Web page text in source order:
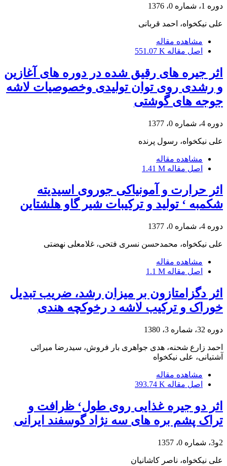
دوره 1، شماره 0، 1376
علی نیکخواه، احمد قربانی
مشاهده مقاله
اصل مقاله 551.07 K
اثر جیره های رقیق شده در دوره های آغازین
و رشدی روی توان تولیدی وخصوصیات لاشه
جوجه های گوشتی
دوره 4، شماره 0، 1377
علی نیکخواه، رسول پرنده
مشاهده مقاله
اصل مقاله 1.41 M
اثر حرارت و آمونیاکی جوروی اسیدیته
شکمبه ‘ تولید و ترکیبات شیر گاو هلشتاین
دوره 4، شماره 0، 1377
علی نیکخواه، محمدحسن نسری فتحی، غلامعلی نهضتی
مشاهده مقاله
اصل مقاله 1.1 M
اثر دگزامتازون بر میزان رشد، ضریب تبدیل
خوراک و ترکیب لاشه د رخوکچه هندی
دوره 32، شماره 3، 1380
احمد زارع شحنه، هدی جواهری بار فروش، سیدرضا میرائی
آشتیانی، علی نیکخواه
مشاهده مقاله
اصل مقاله 393.74 K
اثر دو جیره غذایی روی طول‘ ظرافت و
تراک پشم بره های سه نژاد گوسفند ایرانی
2و3، شماره 0، 1357
علی نیکخواه، ناصر کاشانیان